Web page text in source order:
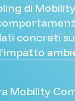
di
concreti
Mobility